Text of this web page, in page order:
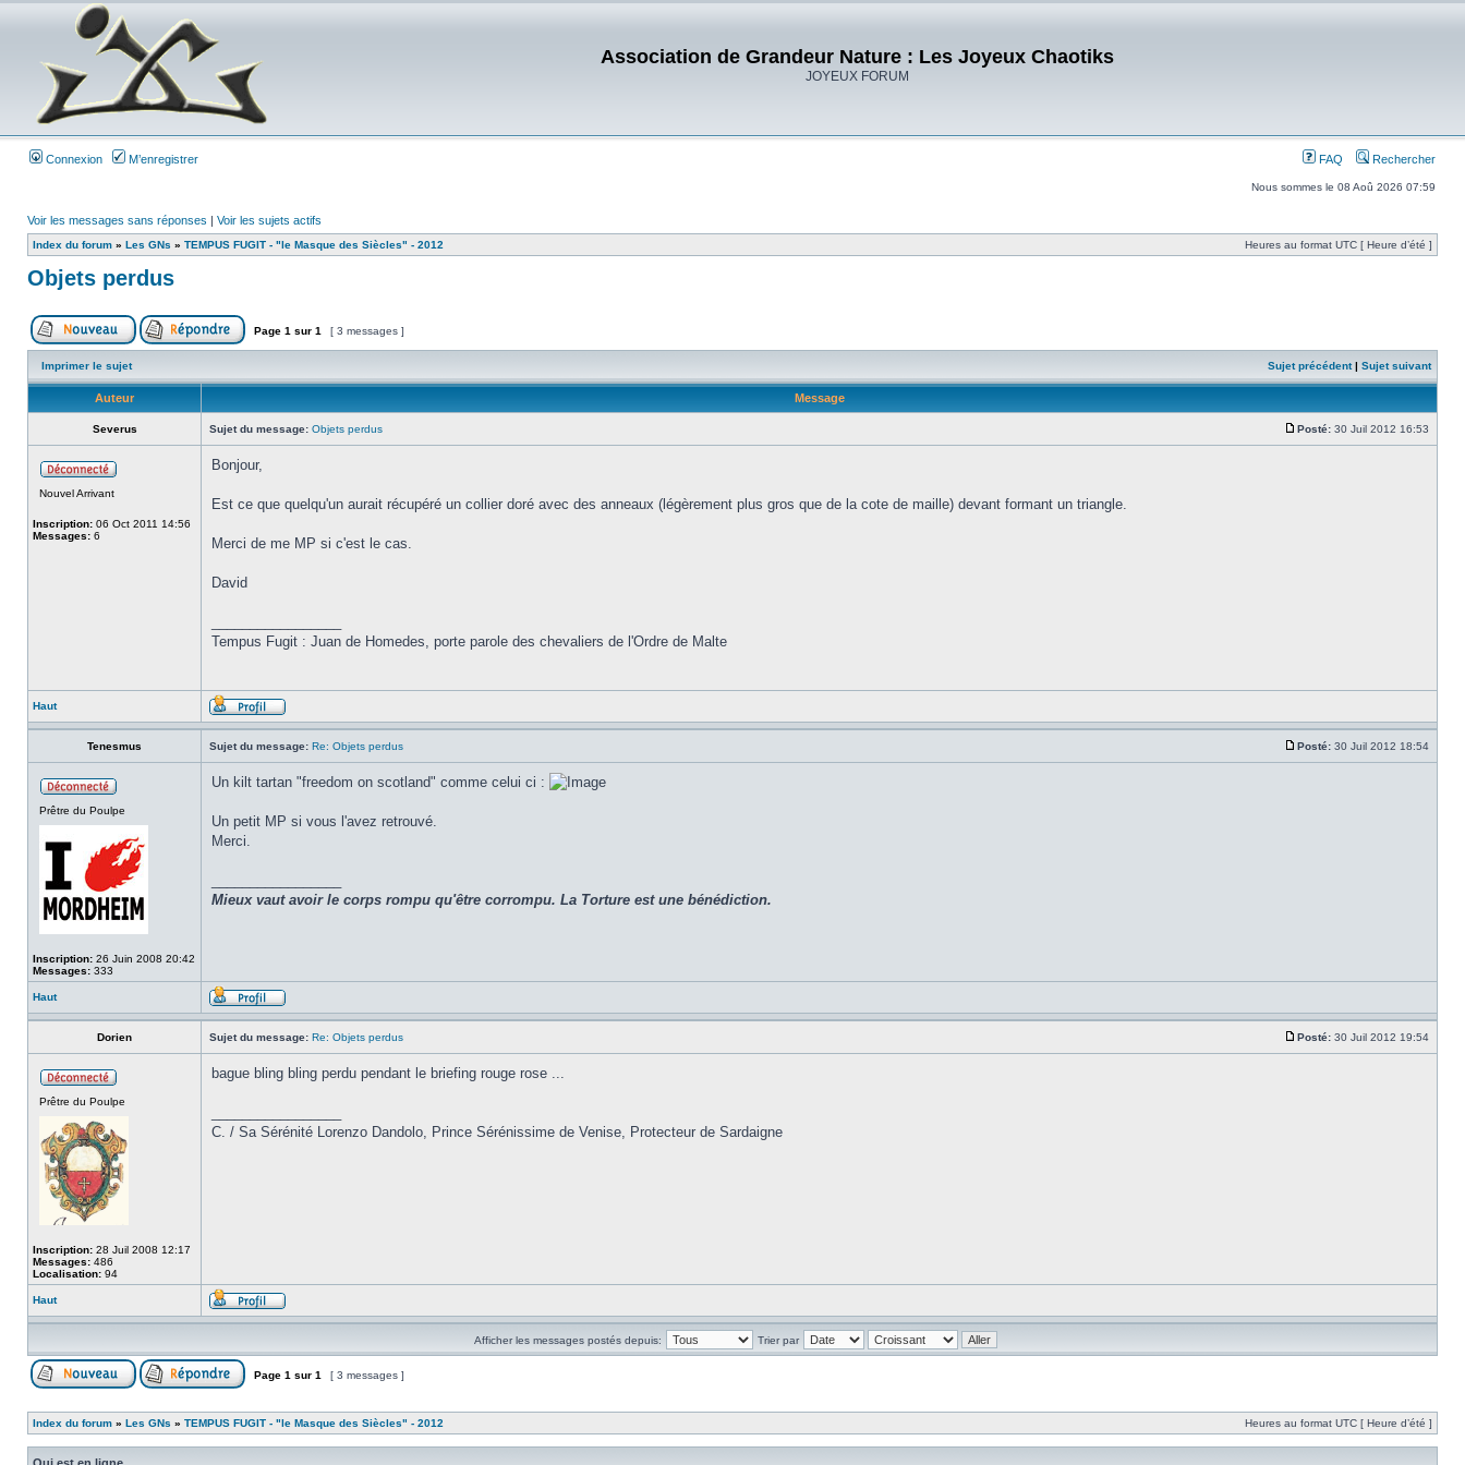
Association de Grandeur Nature : Les Joyeux Chaotiks
JOYEUX FORUM
Connexion M’enregistrer FAQ Rechercher
Nous sommes le 08 Aoû 2026 07:59
Voir les messages sans réponses | Voir les sujets actifs
Index du forum » Les GNs » TEMPUS FUGIT - "le Masque des Siècles" - 2012 Heures au format UTC [ Heure d’été ]
Objets perdus
Page 1 sur 1 [ 3 messages ]
Imprimer le sujet Sujet précédent| Sujet suivant
Auteur Message
Severus Sujet du message: Objets perdus Posté: 30 Juil 2012 16:53
Nouvel Arrivant
Inscription: 06 Oct 2011 14:56
Messages: 6
Bonjour,
Est ce que quelqu'un aurait récupéré un collier doré avec des anneaux (légèrement plus gros que de la cote de maille) devant formant un triangle.
Merci de me MP si c'est le cas.
David
Tempus Fugit : Juan de Homedes, porte parole des chevaliers de l'Ordre de Malte
Haut
Tenesmus Sujet du message: Re: Objets perdus Posté: 30 Juil 2012 18:54
Prêtre du Poulpe
Inscription: 26 Juin 2008 20:42
Messages: 333
Un kilt tartan "freedom on scotland" comme celui ci :
Un petit MP si vous l'avez retrouvé.
Merci.
Mieux vaut avoir le corps rompu qu'être corrompu. La Torture est une bénédiction.
Haut
Dorien Sujet du message: Re: Objets perdus Posté: 30 Juil 2012 19:54
Prêtre du Poulpe
Inscription: 28 Juil 2008 12:17
Messages: 486
Localisation: 94
bague bling bling perdu pendant le briefing rouge rose ...
C. / Sa Sérénité Lorenzo Dandolo, Prince Sérénissime de Venise, Protecteur de Sardaigne
Haut
Afficher les messages postés depuis: Trier par
Page 1 sur 1 [ 3 messages ]
Index du forum » Les GNs » TEMPUS FUGIT - "le Masque des Siècles" - 2012 Heures au format UTC [ Heure d’été ]